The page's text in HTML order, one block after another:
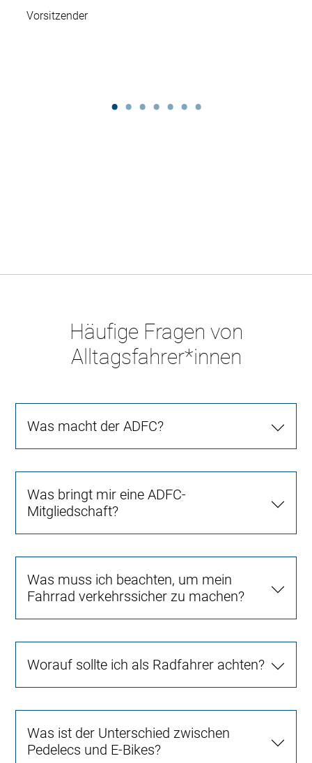
Vorsitzender
Häufige Fragen von
Alltagsfahrer*innen
Was macht der ADFC?
Was bringt mir eine ADFC-
Mitgliedschaft?
Was muss ich beachten, um mein
Fahrrad verkehrssicher zu machen?
Worauf sollte ich als Radfahrer achten?
Was ist der Unterschied zwischen
Pedelecs und E-Bikes?